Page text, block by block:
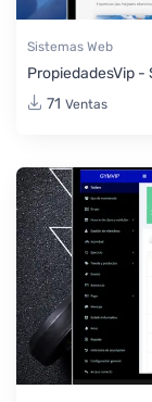
Sistemas Web
PropiedadesVip -
71 Ventas